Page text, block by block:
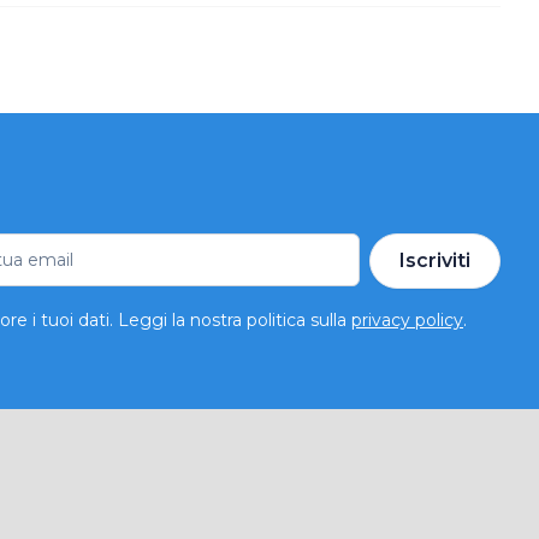
Iscriviti
i tuoi dati. Leggi la nostra politica sulla privacy policy.